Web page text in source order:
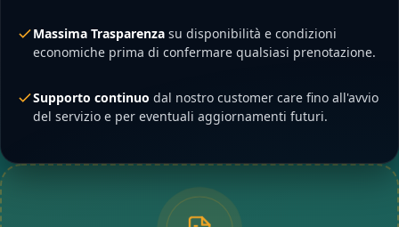
Massima Trasparenza su disponibilità e condizioni
economiche prima di confermare qualsiasi prenotazione.
Supporto continuo dal nostro customer care fino all'avvio
del servizio e per eventuali aggiornamenti futuri.